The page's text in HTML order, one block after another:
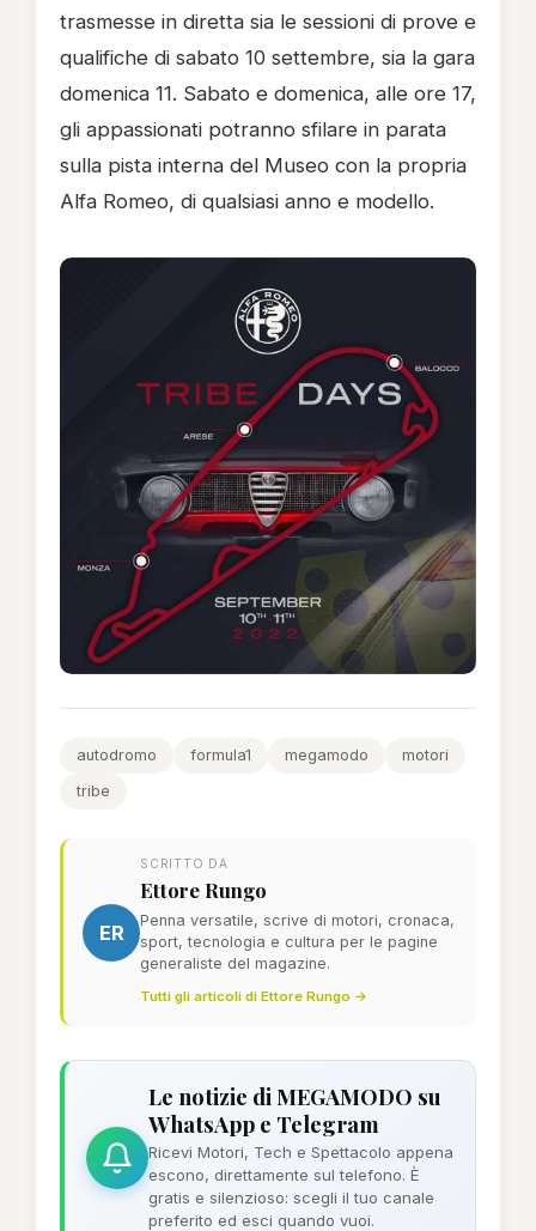
trasmesse in diretta sia le sessioni di prove e
qualifiche di sabato 10 settembre, sia la gara
domenica 11. Sabato e domenica, alle ore 17,
gli appassionati potranno sfilare in parata
sulla pista interna del Museo con la propria
Alfa Romeo, di qualsiasi anno e modello.
autodromo formula1 megamodo
motori
tribe
ER
SCRITTO DA
Ettore Rungo
Penna versatile, scrive di motori, cronaca,
sport, tecnologia e cultura per le pagine
generaliste del magazine.
Tutti gli articoli di Ettore Rungo →
Le notizie di MEGAMODO su
WhatsApp e Telegram
Ricevi Motori, Tech e Spettacolo appena
escono, direttamente sul telefono. È
gratis e silenzioso: scegli il tuo canale
preferito ed esci quando vuoi.